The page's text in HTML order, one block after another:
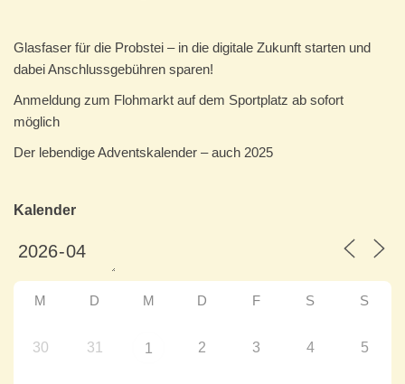
Glasfaser für die Probstei – in die digitale Zukunft starten und
dabei Anschlussgebühren sparen!
Anmeldung zum Flohmarkt auf dem Sportplatz ab sofort
möglich
Der lebendige Adventskalender – auch 2025
Kalender
M D M D F S S
30 31 1 2 3 4 5